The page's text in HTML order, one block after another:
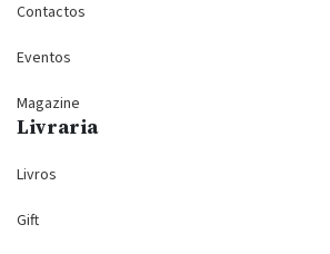
Contactos
Eventos
Magazine
Livraria
Livros
Gift